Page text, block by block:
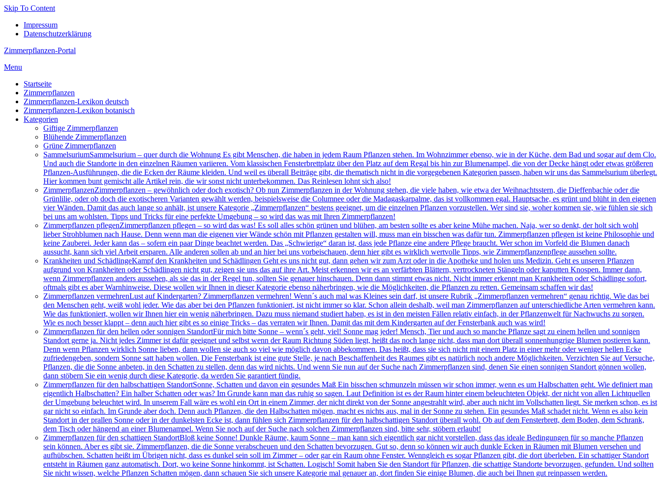
Skip To Content
Impressum
Datenschutzerklärung
Zimmerpflanzen-Portal
Menu
Startseite
Zimmerpflanzen
Zimmerpflanzen-Lexikon deutsch
Zimmerpflanzen-Lexikon botanisch
Kategorien
Giftige Zimmerpflanzen
Blühende Zimmerpflanzen
Grüne Zimmerpflanzen
Sam­mel­su­ri­umSammelsurium – quer durch die Wohnung Es gibt Menschen, die haben in jedem Raum Pflanzen stehen. Im Wohnzimmer ebenso, wie in der Küche, dem Bad und sogar auf dem Clo.
Und auch die Standorte in den einzelnen Räumen variieren. Vom klassischen Fensterbrettplatz über den Platz auf dem Regal bis hin zur Blumenampel, die von der Decke hängt oder etwas größeren
Pflanzen-Ausführungen, die die Ecken der Räume kleiden. Und weil es überall Beiträge gibt, die thematisch nicht in die vorgegebenen Kategorien passen, haben wir uns das Sammelsurium überlegt.
Hier kommen bunt gemischt alle Artikel rein, die wir sonst nicht unterbekommen. Das Reinlesen lohnt sich also!
ZimmerpflanzenZimmerpflanzen – gewöhnlich oder doch exotisch? Ob nun Zimmerpflanzen in der Wohnung stehen, die viele haben, wie etwa der Weihnachtsstern, die Dieffenbachie oder die
Grünlilie, oder ob doch die exotischeren Varianten gewählt werden, beispielsweise die Columnee oder die Madagaskarpalme, das ist vollkommen egal. Hauptsache, es grünt und blüht in den eigenen
vier Wänden. Damit das auch lange so anhält, ist unsere Kategorie „Zimmerpflanzen“ bestens geeignet, um die einzelnen Pflanzen vorzustellen. Wer sind sie, woher kommen sie, wie fühlen sie sich
bei uns am wohlsten. Tipps und Tricks für eine perfekte Umgebung – so wird das was mit Ihren Zimmerpflanzen!
Zimmerpflanzen pflegenZimmerpflanzen pflegen – so wird das was! Es soll alles schön grünen und blühen, am besten sollte es aber keine Mühe machen. Naja, wer so denkt, der holt sich wohl
lieber Strohblumen nach Hause. Denn wenn man die eigenen vier Wände schön mit Pflanzen gestalten will, muss man ein bisschen was dafür tun. Zimmerpflanzen pflegen ist keine Philosophie und
keine Zauberei. Jeder kann das – sofern ein paar Dinge beachtet werden. Das „Schwierige“ daran ist, dass jede Pflanze eine andere Pflege braucht. Wer schon im Vorfeld die Blumen danach
aussucht, kann sich viel Arbeit ersparen. Alle anderen sollen ab und an hier bei uns vorbeischauen, denn hier gibt es wirklich wertvolle Tipps, wie Zimmerpflanzenpflege aussehen sollte.
Krankheiten und SchädlingeKampf den Krankheiten und Schädlingen Geht es uns nicht gut, dann gehen wir zum Arzt oder in die Apotheke und holen uns Medizin. Geht es unseren Pflanzen
aufgrund von Krankheiten oder Schädlingen nicht gut, zeigen sie uns das auf ihre Art. Meist erkennen wir es an verfärbten Blättern, vertrockneten Stängeln oder kaputten Knospen. Immer dann,
wenn Zimmerpflanzen anders aussehen, als sie das in der Regel tun, sollten Sie genauer hinschauen. Denn dann stimmt etwas nicht. Nicht immer erkennt man Krankheiten oder Schädlinge sofort,
oftmals gibt es aber Warnhinweise. Diese wollen wir Ihnen in dieser Kategorie ebenso näherbringen, wie die Möglichkeiten, die Pflanzen zu retten. Gemeinsam schaffen wir das!
Zimmerpflanzen vermehrenLust auf Kindergarten? Zimmerpflanzen vermehren! Wenn´s auch mal was Kleines sein darf, ist unsere Rubrik „Zimmerpflanzen vermehren“ genau richtig. Wie das bei
den Menschen geht, weiß wohl jeder. Wie das aber bei den Pflanzen funktioniert, ist nicht immer so klar. Schon allein deshalb, weil man Zimmerpflanzen auf unterschiedliche Arten vermehren kann.
Wie das funktioniert, wollen wir Ihnen hier ein wenig näherbringen. Dazu muss niemand studiert haben, es ist in den meisten Fällen relativ einfach, in der Pflanzenwelt für Nachwuchs zu sorgen.
Wie es noch besser klappt – denn auch hier gibt es so einige Tricks – das verraten wir Ihnen. Damit das mit dem Kindergarten auf der Fensterbank auch was wird!
Zimmerpflanzen für den hellen oder sonnigen StandortFür mich bitte Sonne – wenn´s geht, viel! Sonne mag jeder! Mensch, Tier und auch so manche Pflanze sagt zu einem hellen und sonnigen
Standort gerne ja. Nicht jedes Zimmer ist dafür geeignet und selbst wenn der Raum Richtung Süden liegt, heißt das noch lange nicht, dass man dort überall sonnenhungrige Blumen postieren kann.
Denn wenn Pflanzen wirklich Sonne lieben, dann wollen sie auch so viel wie möglich davon abbekommen. Das heißt, dass sie sich nicht mit einem Platz in einer mehr oder weniger hellen Ecke
zufriedengeben, sondern Sonne satt haben wollen. Die Fensterbank ist eine gute Stelle, je nach Beschaffenheit des Raumes gibt es natürlich noch andere Möglichkeiten. Verzichten Sie auf Versuche,
Pflanzen, die die Sonne anbeten, in den Schatten zu stellen, denn das wird nichts. Und wenn Sie nun auf der Suche nach Zimmerpflanzen sind, denen Sie einen sonnigen Standort gönnen wollen,
dann stöbern Sie ein wenig durch diese Kategorie, da werden Sie garantiert fündig.
Zimmerpflanzen für den halbschattigen StandortSonne, Schatten und davon ein gesundes Maß Ein bisschen schmunzeln müssen wir schon immer, wenn es um Halbschatten geht. Wie definiert man
eigentlich Halbschatten? Ein halber Schatten oder was? Im Grunde kann man das ruhig so sagen. Laut Definition ist es der Raum hinter einem beleuchteten Objekt, der nicht von allen Lichtquellen
der Umgebung beleuchtet wird. In unserem Fall wäre es wohl ein Ort in einem Zimmer, der nicht direkt von der Sonne angestrahlt wird, aber auch nicht im Vollschatten liegt. Sie merken schon, es ist
gar nicht so einfach. Im Grunde aber doch. Denn auch Pflanzen, die den Halbschatten mögen, macht es nichts aus, mal in der Sonne zu stehen. Ein gesundes Maß schadet nicht. Wenn es also kein
Standort in der prallen Sonne oder in der dunkelsten Ecke ist, dann fühlen sich Zimmerpflanzen für den halbschattigen Standort überall wohl. Ob auf dem Fensterbrett, dem Boden, dem Schrank,
dem Tisch oder hängend an einer Blumenampel. Wenn Sie noch auf der Suche nach solchen Zimmerpflanzen sind, bitte sehr, stöbern erlaubt!
Zimmerpflanzen für den schattigen StandortBloß keine Sonne! Dunkle Räume, kaum Sonne – man kann sich eigentlich gar nicht vorstellen, dass das ideale Bedingungen für so manche Pflanzen
sein können. Aber es gibt sie. Zimmerpflanzen, die die Sonne verabscheuen und den Schatten bevorzugen. Gut so, denn so können wir auch dunkle Ecken in Räumen mit Blumen versehen und
aufhübschen. Schatten heißt im Übrigen nicht, dass es dunkel sein soll im Zimmer – oder gar ein Raum ohne Fenster. Wenngleich es sogar Pflanzen gibt, die dort überleben. Ein schattiger Standort
entsteht in Räumen ganz automatisch. Dort, wo keine Sonne hinkommt, ist Schatten. Logisch! Somit haben Sie den Standort für Pflanzen, die schattige Standorte bevorzugen, gefunden. Und sollten
Sie nicht wissen, welche Pflanzen Schatten mögen, dann schauen Sie sich unsere Kategorie mal genauer an, dort finden Sie einige Blumen, die auch bei Ihnen gut reinpassen werden.